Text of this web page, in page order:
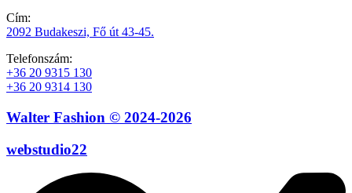
Cím:
2092 Budakeszi, Fő út 43-45.
Telefonszám:
+36 20 9315 130
+36 20 9314 130
Walter Fashion © 2024-2026
webstudio22